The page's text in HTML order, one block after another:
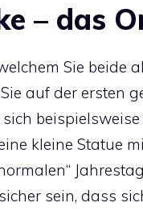
– das
Sie beide
auf der ersten
kleine Statue
sein, dass